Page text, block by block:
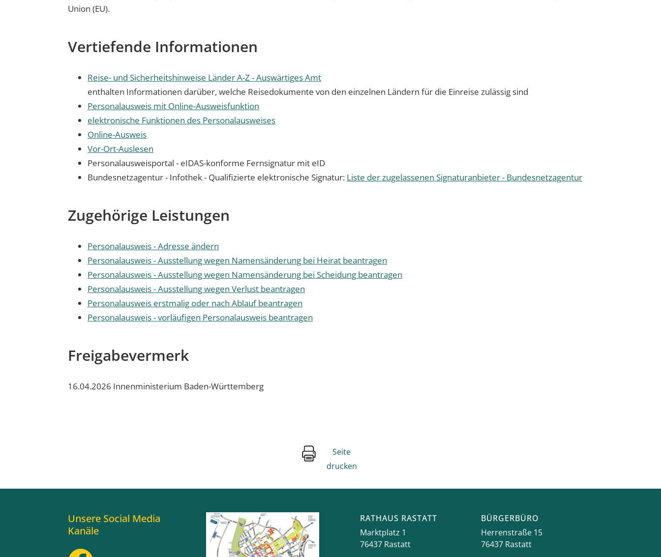
Union (EU).
Vertiefende Informationen
Reise- und Sicherheitshinweise Länder A-Z - Auswärtiges Amt
enthalten Informationen darüber, welche Reisedokumente von den einzelnen Ländern für die Einreise zulässig sind
Personalausweis mit Online-Ausweisfunktion
elektronische Funktionen des Personalausweises
Online-Ausweis
Vor-Ort-Auslesen
Personalausweisportal - eIDAS-konforme Fernsignatur mit eID
Bundesnetzagentur - Infothek - Qualifizierte elektronische Signatur: Liste der zugelassenen Signaturanbieter - Bundesnetzagentur
Zugehörige Leistungen
Personalausweis - Adresse ändern
Personalausweis - Ausstellung wegen Namensänderung bei Heirat beantragen
Personalausweis - Ausstellung wegen Namensänderung bei Scheidung beantragen
Personalausweis - Ausstellung wegen Verlust beantragen
Personalausweis erstmalig oder nach Ablauf beantragen
Personalausweis - vorläufigen Personalausweis beantragen
Freigabevermerk
16.04.2026 Innenministerium Baden-Württemberg
Seite
drucken
Unsere Social Media
Kanäle
RATHAUS RASTATT
Marktplatz 1
76437 Rastatt
BÜRGERBÜRO
Herrenstraße 15
76437 Rastatt